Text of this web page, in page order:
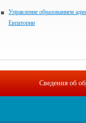
Управление образованием
Евпатории
Сведения об